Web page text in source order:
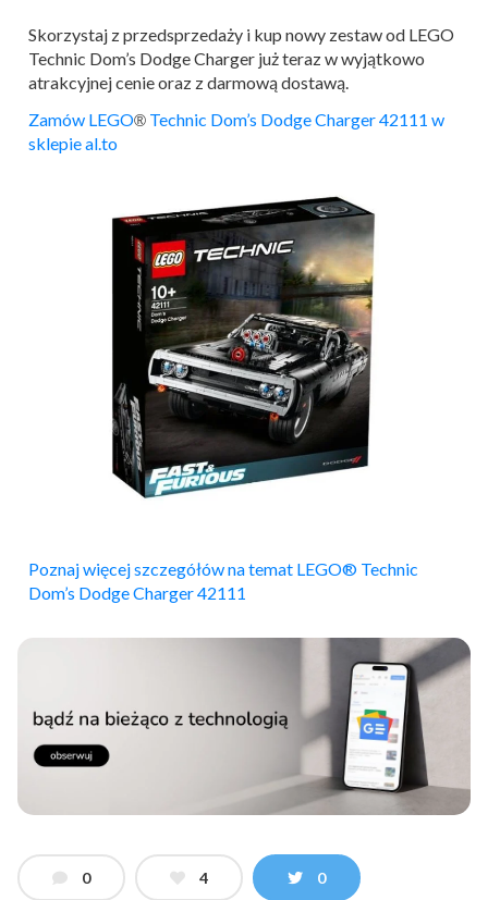
Skorzystaj z przedsprzedaży i kup nowy zestaw od LEGO
Technic Dom’s Dodge Charger już teraz w wyjątkowo
atrakcyjnej cenie oraz z darmową dostawą.
Zamów LEGO® Technic Dom’s Dodge Charger 42111 w
sklepie al.to
Poznaj więcej szczegółów na temat LEGO® Technic
Dom’s Dodge Charger 42111
0 4 0